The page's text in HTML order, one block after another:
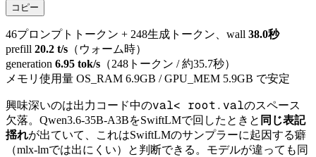
コピー
46プロンプトトークン + 248生成トークン、wall 38.0秒
prefill 20.2 t/s （ウォーム時）
generation 6.95 tok/s （248トークン / 約35.7秒）
メモリ使用量 OS_RAM 6.9GB / GPU_MEM 5.9GB で安定
興味深いのは出力コード中のval< root.valのスペース
欠落。Qwen3.6-35B-A3BをSwiftLMで回したときと 同じ表記
揺れが出ていて、これはSwiftLMのサンプラーに起因する癖
（mlx-lmでは出にくい）と判断できる。モデルが違っても同